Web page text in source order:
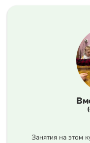
Занятия на этом